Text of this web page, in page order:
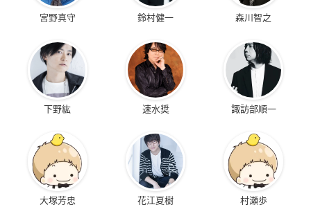
宮野真守 鈴村健一 森川智之
下野紘 速水奨 諏訪部順一
大塚芳忠 花江夏樹 村瀬歩